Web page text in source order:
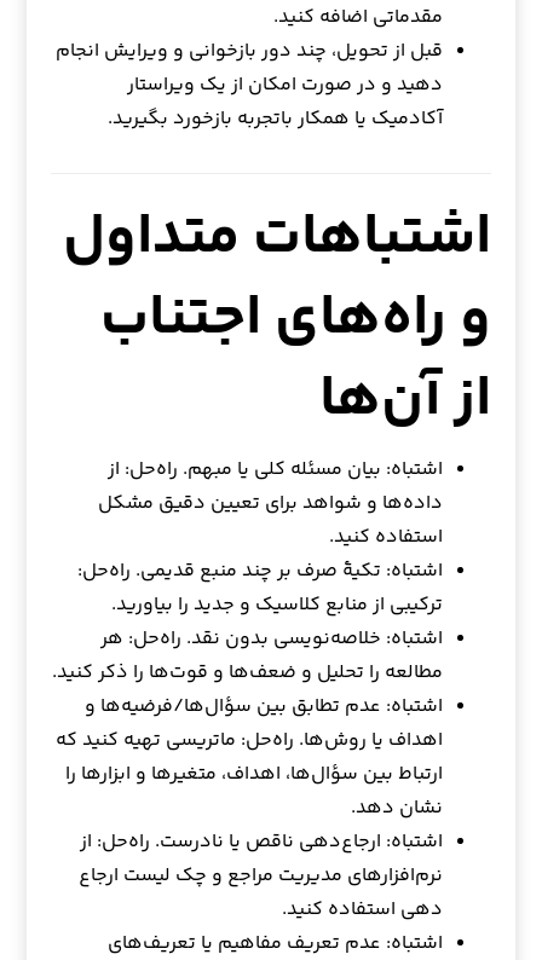
مقدماتی اضافه کنید.
قبل از تحویل، چند دور بازخوانی و ویرایش انجام
دهید و در صورت امکان از یک ویراستار
آکادمیک یا همکار باتجربه بازخورد بگیرید.
اشتباهات متداول
و راه‌های اجتناب
از آن‌ها
اشتباه: بیان مسئله کلی یا مبهم. راه‌حل: از
داده‌ها و شواهد برای تعیین دقیق مشکل
استفاده کنید.
اشتباه: تکیهٔ صرف بر چند منبع قدیمی. راه‌حل:
ترکیبی از منابع کلاسیک و جدید را بیاورید.
اشتباه: خلاصه‌نویسی بدون نقد. راه‌حل: هر
مطالعه را تحلیل و ضعف‌ها و قوت‌ها را ذکر کنید.
اشتباه: عدم تطابق بین سؤال‌ها/فرضیه‌ها و
اهداف یا روش‌ها. راه‌حل: ماتریسی تهیه کنید که
ارتباط بین سؤال‌ها، اهداف، متغیرها و ابزارها را
نشان دهد.
اشتباه: ارجاع‌دهی ناقص یا نادرست. راه‌حل: از
نرم‌افزارهای مدیریت مراجع و چک لیست ارجاع‌
دهی استفاده کنید.
اشتباه: عدم تعریف مفاهیم یا تعریف‌های